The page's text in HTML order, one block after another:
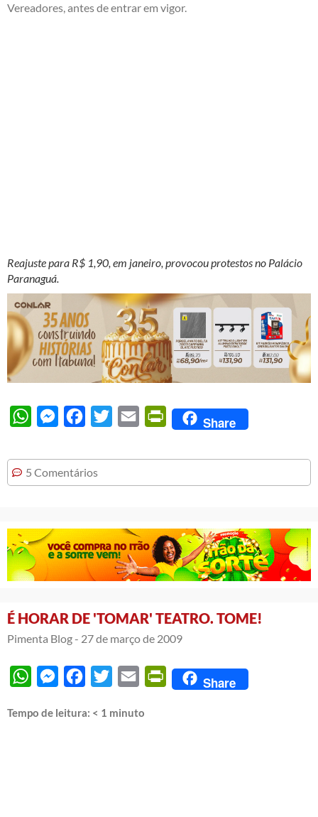
Vereadores, antes de entrar em vigor.
Reajuste para R$ 1,90, em janeiro, provocou protestos no Palácio
Paranaguá.
WhatsAppMessengerFacebook
Twitter Email PrintFriendly
Share
5 Comentários
É HORAR DE 'TOMAR' TEATRO. TOME!
Pimenta Blog - 27 de março de 2009
WhatsAppMessengerFacebook
Twitter Email PrintFriendly
Share
Tempo de leitura: < 1 minuto